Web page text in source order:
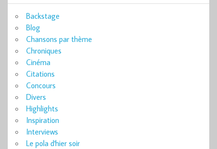
Backstage
Blog
Chansons par thème
Chroniques
Cinéma
Citations
Concours
Divers
Highlights
Inspiration
Interviews
Le pola d'hier soir